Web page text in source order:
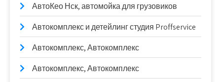
АвтоКео Нск, автомойка для грузовиков
Автокомплекс и детейлинг студия Proffservice
Автокомплекс, Автокомплекс
Автокомплекс, Автокомплекс